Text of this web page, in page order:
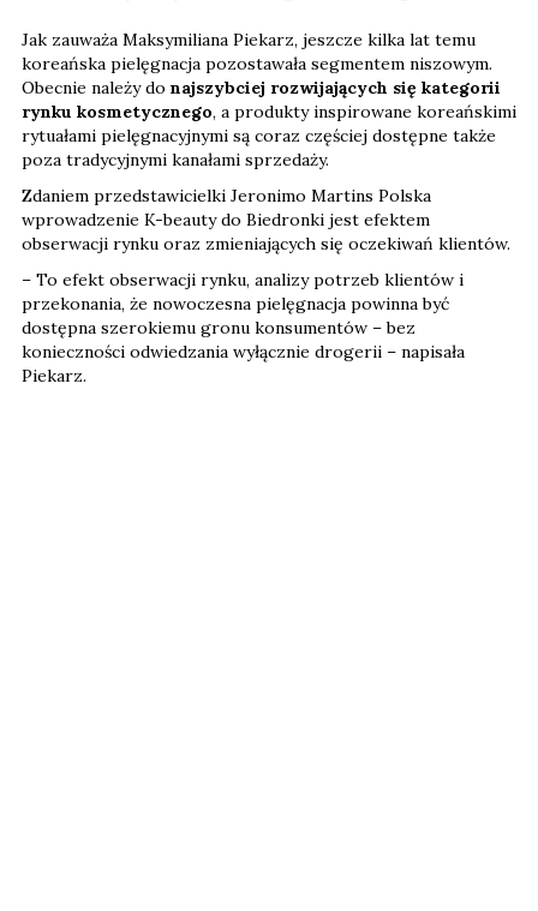
Jak zauważa Maksymiliana Piekarz, jeszcze kilka lat temu
koreańska pielęgnacja pozostawała segmentem niszowym.
Obecnie należy do najszybciej rozwijających się kategorii
rynku kosmetycznego, a produkty inspirowane koreańskimi
rytuałami pielęgnacyjnymi są coraz częściej dostępne także
poza tradycyjnymi kanałami sprzedaży.
Zdaniem przedstawicielki Jeronimo Martins Polska
wprowadzenie K-beauty do Biedronki jest efektem
obserwacji rynku oraz zmieniających się oczekiwań klientów.
– To efekt obserwacji rynku, analizy potrzeb klientów i
przekonania, że nowoczesna pielęgnacja powinna być
dostępna szerokiemu gronu konsumentów – bez
konieczności odwiedzania wyłącznie drogerii – napisała
Piekarz.